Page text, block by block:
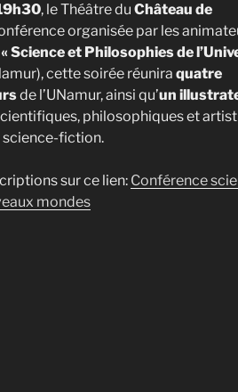
, le Théâtre du Château de
organisée par les
« Science et Philosophies de
cette soirée réunira quatre
de l’UNamur, ainsi qu’un
philosophiques et
science-fiction.
sur ce lien: Conférence
mondes